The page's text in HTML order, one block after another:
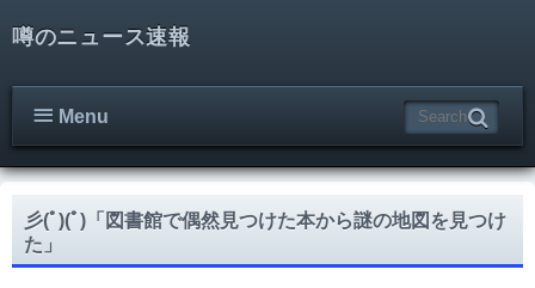
噂のニュース速報
Menu
彡(ﾟ)(ﾟ)「図書館で偶然見つけた本から謎の地図を見つけ
た」